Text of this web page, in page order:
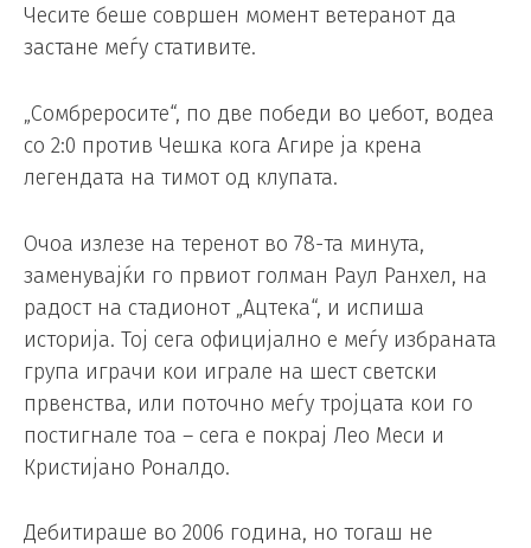
Чесите беше совршен момент ветеранот да
застане меѓу стативите.
„Сомбреросите“, по две победи во џебот, водеа
со 2:0 против Чешка кога Агире ја крена
легендата на тимот од клупата.
Очоа излезе на теренот во 78-та минута,
заменувајќи го првиот голман Раул Ранхел, на
радост на стадионот „Ацтека“, и испиша
историја. Тој сега официјално е меѓу избраната
група играчи кои играле на шест светски
првенства, или поточно меѓу тројцата кои го
постигнале тоа – сега е покрај Лео Меси и
Кристијано Роналдо.
Дебитираше во 2006 година, но тогаш не